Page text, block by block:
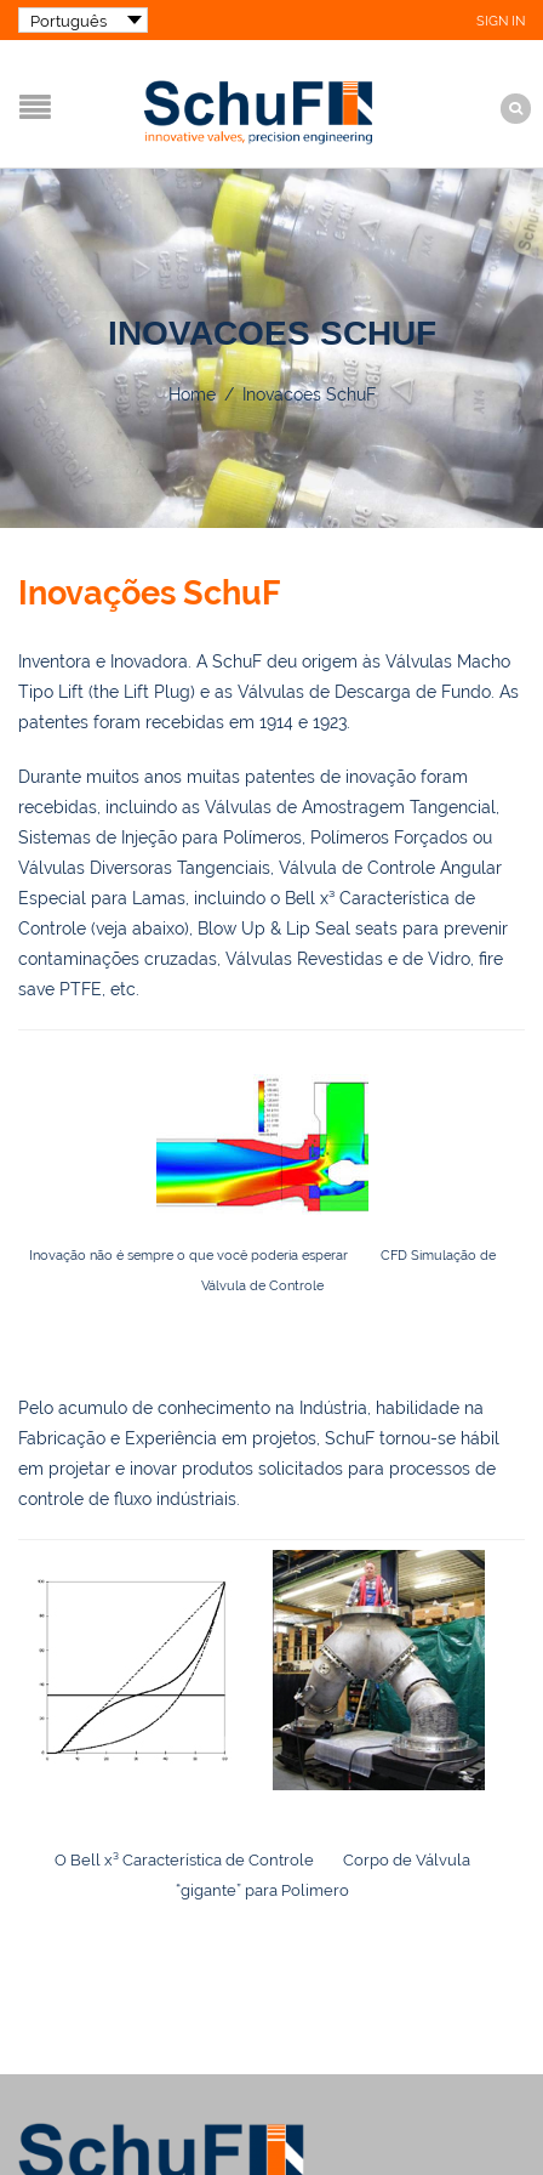
SIGN IN
INOVACOES SCHUF
Home / Inovacoes SchuF
Inovações SchuF
Inventora e Inovadora. A SchuF deu origem às Válvulas Macho
Tipo Lift (the Lift Plug) e as Válvulas de Descarga de Fundo. As
patentes foram recebidas em 1914 e 1923.
Durante muitos anos muitas patentes de inovação foram
recebidas, incluindo as Válvulas de Amostragem Tangencial,
Sistemas de Injeção para Polímeros, Polímeros Forçados ou
Válvulas Diversoras Tangenciais, Válvula de Controle Angular
Especial para Lamas, incluindo o Bell x³ Característica de
Controle (veja abaixo), Blow Up & Lip Seal seats para prevenir
contaminações cruzadas, Válvulas Revestidas e de Vidro, fire
save PTFE, etc.
Inovação não é sempre o que você poderia esperar CFD Simulação de
Válvula de Controle
Pelo acumulo de conhecimento na Indústria, habilidade na
Fabricação e Experiência em projetos, SchuF tornou-se hábil
em projetar e inovar produtos solicitados para processos de
controle de fluxo indústriais.
O Bell x³ Característica de Controle Corpo de Válvula
“gigante” para Polimero